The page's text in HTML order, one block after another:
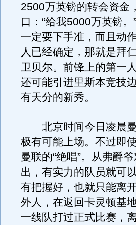
2500万英镑的转会资金
口：“给我5000万英镑
一定要下手准，而且动
人已经确定，那就是拜
卫贝尔。前锋上的第一
还可能引进里斯本竞技
有天分的新秀。
北京时间今日凌晨曼
极有可能上场。不过即
曼联的“绝唱”。从弗爵
出，有实力的队员就可
有把握好，也就只能离
外人，在返回卡灵顿基
一线队打过正式比赛，